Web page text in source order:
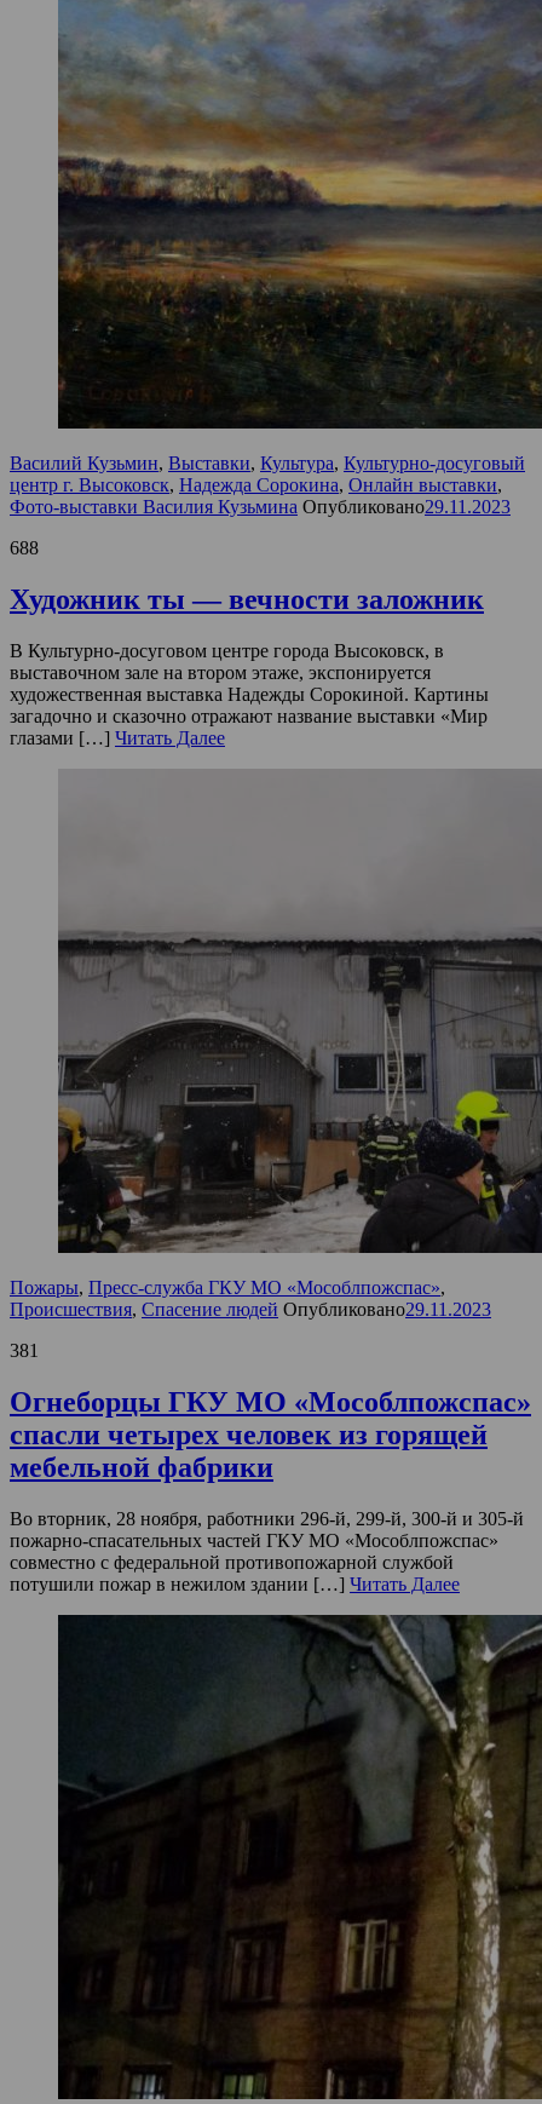
Василий Кузьмин, Выставки, Культура, Культурно-досуговый
центр г. Высоковск, Надежда Сорокина, Онлайн выставки,
Фото-выставки Василия Кузьмина Опубликовано29.11.2023
688
Художник ты — вечности заложник
В Культурно-досуговом центре города Высоковск, в
выставочном зале на втором этаже, экспонируется
художественная выставка Надежды Сорокиной. Картины
загадочно и сказочно отражают название выставки «Мир
глазами […] Читать Далее
Пожары, Пресс-служба ГКУ МО «Мособлпожспас»,
Происшествия, Спасение людей Опубликовано29.11.2023
381
Огнеборцы ГКУ МО «Мособлпожспас»
спасли четырех человек из горящей
мебельной фабрики
Во вторник, 28 ноября, работники 296-й, 299-й, 300-й и 305-й
пожарно-спасательных частей ГКУ МО «Мособлпожспас»
совместно с федеральной противопожарной службой
потушили пожар в нежилом здании […] Читать Далее